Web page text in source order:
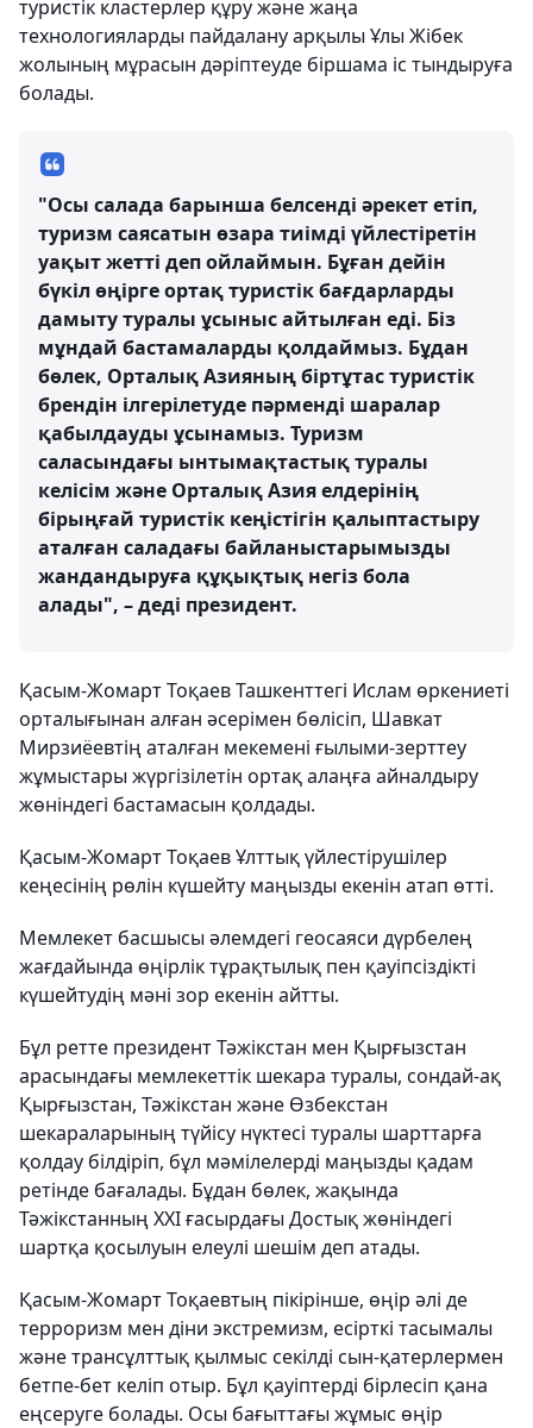
туристік кластерлер құру және жаңа
технологияларды пайдалану арқылы Ұлы Жібек
жолының мұрасын дәріптеуде біршама іс тындыруға
болады.
"Осы салада барынша белсенді әрекет етіп,
туризм саясатын өзара тиімді үйлестіретін
уақыт жетті деп ойлаймын. Бұған дейін
бүкіл өңірге ортақ туристік бағдарларды
дамыту туралы ұсыныс айтылған еді. Біз
мұндай бастамаларды қолдаймыз. Бұдан
бөлек, Орталық Азияның біртұтас туристік
брендін ілгерілетуде пәрменді шаралар
қабылдауды ұсынамыз. Туризм
саласындағы ынтымақтастық туралы
келісім және Орталық Азия елдерінің
бірыңғай туристік кеңістігін қалыптастыру
аталған саладағы байланыстарымызды
жандандыруға құқықтық негіз бола
алады", – деді президент.
Қасым-Жомарт Тоқаев Ташкенттегі Ислам өркениеті
орталығынан алған әсерімен бөлісіп, Шавкат
Мирзиёевтің аталған мекемені ғылыми-зерттеу
жұмыстары жүргізілетін ортақ алаңға айналдыру
жөніндегі бастамасын қолдады.
Қасым-Жомарт Тоқаев Ұлттық үйлестірушілер
кеңесінің рөлін күшейту маңызды екенін атап өтті.
Мемлекет басшысы әлемдегі геосаяси дүрбелең
жағдайында өңірлік тұрақтылық пен қауіпсіздікті
күшейтудің мәні зор екенін айтты.
Бұл ретте президент Тәжікстан мен Қырғызстан
арасындағы мемлекеттік шекара туралы, сондай-ақ
Қырғызстан, Тәжікстан және Өзбекстан
шекараларының түйісу нүктесі туралы шарттарға
қолдау білдіріп, бұл мәмілелерді маңызды қадам
ретінде бағалады. Бұдан бөлек, жақында
Тәжікстанның XXI ғасырдағы Достық жөніндегі
шартқа қосылуын елеулі шешім деп атады.
Қасым-Жомарт Тоқаевтың пікірінше, өңір әлі де
терроризм мен діни экстремизм, есірткі тасымалы
және трансұлттық қылмыс секілді сын-қатерлермен
бетпе-бет келіп отыр. Бұл қауіптерді бірлесіп қана
еңсеруге болады. Осы бағыттағы жұмыс өңір